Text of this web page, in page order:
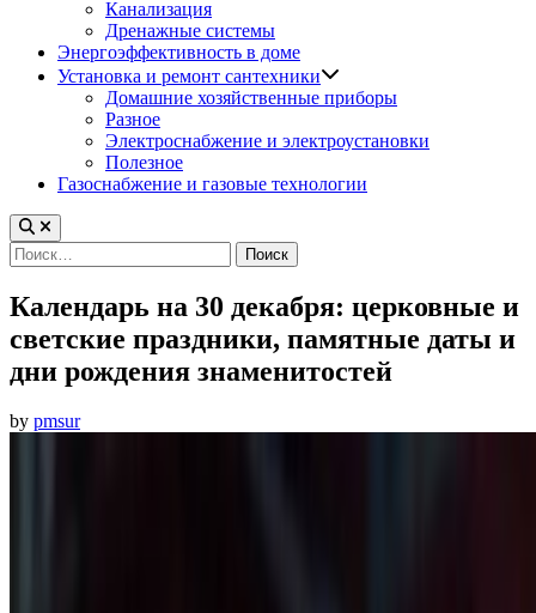
Канализация
Дренажные системы
Энергоэффективность в доме
Установка и ремонт сантехники
Домашние хозяйственные приборы
Разное
Электроснабжение и электроустановки
Полезное
Газоснабжение и газовые технологии
Найти:
Календарь на 30 декабря: церковные и
светские праздники, памятные даты и
дни рождения знаменитостей
by pmsur